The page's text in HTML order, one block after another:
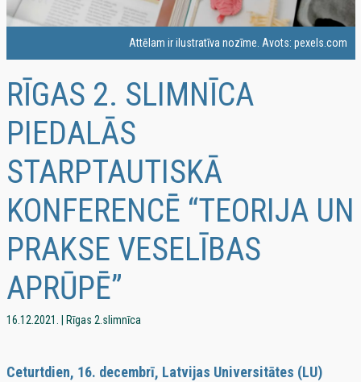
Attēlam ir ilustratīva nozīme. Avots: pexels.com
RĪGAS 2. SLIMNĪCA
PIEDALĀS
STARPTAUTISKĀ
KONFERENCĒ “TEORIJA UN
PRAKSE VESELĪBAS
APRŪPĒ”
16.12.2021. | Rīgas 2.slimnīca
Ceturtdien, 16. decembrī, Latvijas Universitātes (LU)